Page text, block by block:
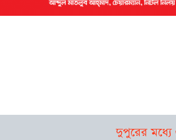
দুপুরের মধ্যে ৬ জেলায়